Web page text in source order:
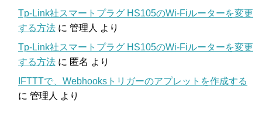
Tp-Link社スマートプラグ HS105のWi-Fiルーターを変更
する方法 に 管理人 より
Tp-Link社スマートプラグ HS105のWi-Fiルーターを変更
する方法 に 匿名 より
IFTTTで、Webhooksトリガーのアプレットを作成する
に 管理人 より